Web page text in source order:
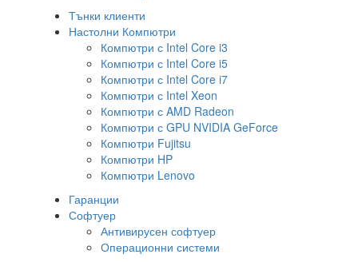
Тънки клиенти
Настолни Компютри
Компютри с Intel Core i3
Компютри с Intel Core i5
Компютри с Intel Core i7
Компютри с Intel Xeon
Компютри с AMD Radeon
Компютри с GPU NVIDIA GeForce
Компютри Fujitsu
Компютри HP
Компютри Lenovo
Гаранции
Софтуер
Антивирусен софтуер
Операционни системи